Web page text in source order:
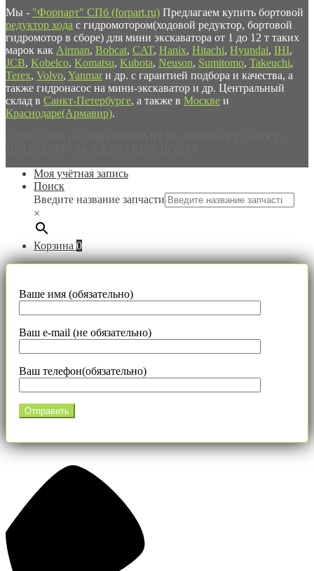
Мы - "Форпарт" СПб (forpart.ru) Предлагаем купить бортовой
редуктор хода с гидромотором(ходовой редуктор, бортовой
гидромотор в сборе) для мини экскаватора от 1 до 12 т таких
марок как Airman, Bobcat, CAT, Hanix, Hitachi, Hyundai, IHI,
JCB, Kobelco, Komatsu, Kubota, Neuson, Sumitomo, Takeuchi,
Terex, Volvo, Yanmar и др. с гарантией подбора и качества, а
также гидронасос на мини-экскаватор и др. Центральный
склад в Санкт-Петербурге, а также в Москве и
Краснодаре(Армавир).
Моя учётная запись
Поиск
Введите название запчасти
×
Корзина 0
Ваше имя (обязательно)
Ваш e-mail (не обязательно)
Ваш телефон(обязательно)